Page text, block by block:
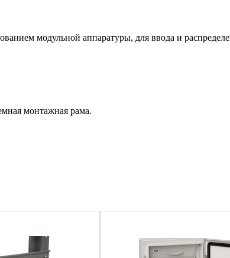
модульной аппаратуры, для ввода и
монтажная рама.